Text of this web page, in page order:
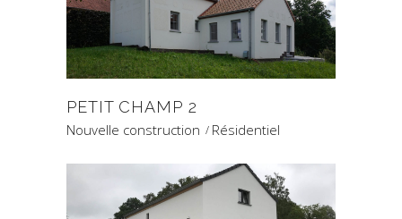
PETIT CHAMP 2
Nouvelle construction Résidentiel